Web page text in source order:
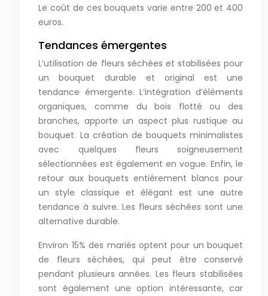
Le coût de ces bouquets varie entre 200 et 400
euros.
Tendances émergentes
L’utilisation de fleurs séchées et stabilisées pour
un bouquet durable et original est une
tendance émergente. L’intégration d’éléments
organiques, comme du bois flotté ou des
branches, apporte un aspect plus rustique au
bouquet. La création de bouquets minimalistes
avec quelques fleurs soigneusement
sélectionnées est également en vogue. Enfin, le
retour aux bouquets entièrement blancs pour
un style classique et élégant est une autre
tendance à suivre. Les fleurs séchées sont une
alternative durable.
Environ 15% des mariés optent pour un bouquet
de fleurs séchées, qui peut être conservé
pendant plusieurs années. Les fleurs stabilisées
sont également une option intéressante, car